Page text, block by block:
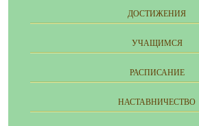
ДОСТИЖЕНИЯ
УЧАЩИМСЯ
РАСПИСАНИЕ
НАСТАВНИЧЕСТВО